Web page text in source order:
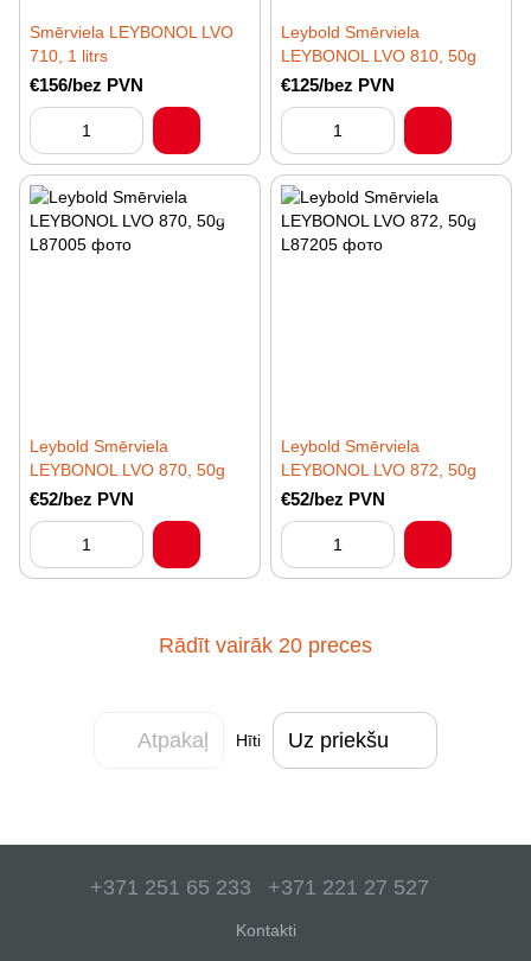
Smērviela LEYBONOL LVO
710, 1 litrs
€156/bez PVN
Leybold Smērviela
LEYBONOL LVO 810, 50g
€125/bez PVN
Leybold Smērviela
LEYBONOL LVO 870, 50g
€52/bez PVN
Leybold Smērviela
LEYBONOL LVO 872, 50g
€52/bez PVN
Rādīt vairāk 20 preces
Atpakaļ Hīti Uz priekšu
+371 251 65 233 +371 221 27 527
Kontakti